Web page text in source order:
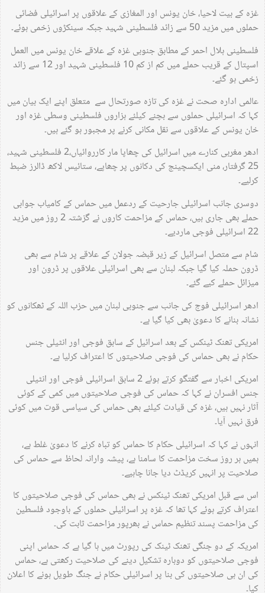
غزہ کے بیت لاحیا، خان یونس اور المغازی کے علاقوں پر اسرائیلی فضائی
حملوں میں مزید 50 سے زائد فلسطینی شہید جبکہ سینکڑوں زخمی ہوئے۔
فلسطینی ہلال احمر کے مطابق جنوبی غزہ کے علاقے خان یونس میں العمل
اسپتال کے قریب حملے میں کم از کم 10 فلسطینی شہید اور 12 سے زائد
زخمی ہو گئے۔
عالمی ادارہ صحت نے غزہ کی تازہ صورتحال سے متعلق اپنے ایک بیان میں
کہا کہ اسرائیلی حملوں سے بچنے کیلئے ہزاروں فلسطینی وسطی غزہ اور
خان یونس کے علاقوں سے نقل مکانی کرنے پر مجبور ہو گئے ہیں۔
ادھر مغربی کنارے میں اسرائیل کی چھاپا مار کارروائیاں،2 فلسطینی شہید،
25 گرفتار، منی ایکسچینج کی دکانوں پر چھاپے، ستائیس لاکھ ڈالرز ضبط
کرلیے۔
دوسری جانب اسرائیلی جارحیت کے ردعمل میں حماس کے کامیاب جوابی
حملے بھی جاری ہیں، حماس کے مزاحمت کاروں نے گزشتہ 2 روز میں مزید
22 اسرائیلی فوجی ماردیے۔
شام سے متصل اسرائیل کے زیر قبضہ جولان کے علاقے پر شام سے بھی
ڈرون حملہ کیا گیا جبکہ لبنان سے بھی اسرائیلی علاقوں پر ڈرون اور
میزائل حملے کیے گئے۔
ادھر اسرائیلی فوج کی جانب سے جنوبی لبنان میں حزب اللہ کے ٹھکانوں کو
نشانہ بنانے کا دعویٰ بھی کیا گیا ہے۔
امریکی تھنک ٹینکس کے بعد اسرائیل کے سابق فوجی اور انٹیلی جنس
حکام نے بھی حماس کی فوجی صلاحیتوں کا اعتراف کرلیا ہے۔
امریکی اخبار سے گفتگو کرتے ہوئے 2 سابق اسرائیلی فوجی اور انٹیلی
جنس افسران نے کہا کہ حماس کی فوجی صلاحیتوں میں کمی کے کوئی
آثار نہیں ہیں، غزہ کی قیادت کیلئے بھی حماس کی سیاسی قوت میں کوئی
فرق نہیں آیا۔
انہوں نے کہا کہ اسرائیلی حکام کا حماس کو تباہ کرنے کا دعویٰ غلط ہے،
ہمیں ہر روز سخت مزاحمت کا سامنا ہے، پیشہ وارانہ لحاظ سے حماس کی
صلاحیت پر انہیں کریڈٹ دیا جانا چاہیے۔
اس سے قبل امریکی تھنک ٹینکس نے بھی حماس کی فوجی صلاحیتوں کا
اعتراف کرتے ہوئے کہا تھا کہ غزہ پر اسرائیلی حملوں کے باوجود فلسطین
کی مزاحمت پسند تنظیم حماس نے بھرپور مزاحمت ثابت کی۔
امریکہ کے دو جنگی تھنک ٹینک کی رپورٹ میں ہا گیا ہے کہ حماس اپنی
فوجی صلاحیتوں کو دوبارہ تشکیل دینے کی صلاحیت رکھتی ہے، حماس
کی ان ہی صلاحیتوں کی بنا پر اسرائیلی حکام نے جنگ طویل ہونے کا اعلان
کیا۔